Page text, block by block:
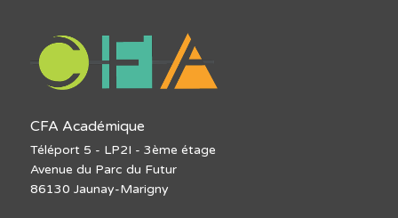
CFA Académique
Téléport 5 - LP2I - 3ème étage
Avenue du Parc du Futur
86130 Jaunay-Marigny